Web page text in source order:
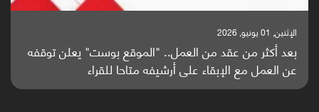
الإثنين, 25 مايو, 2026
باحثون من اليمن يدخلون سباق أبحاث ألزهايمر بدراسة
واعدة منشورة عالميا (ترجمة)